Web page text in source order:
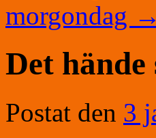
morgondag →
Det
Postat den 3